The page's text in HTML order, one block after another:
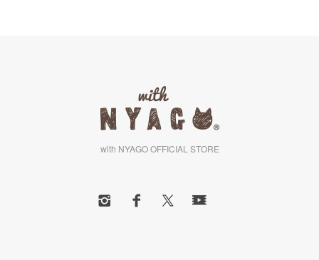
with NYAGO OFFICIAL STORE